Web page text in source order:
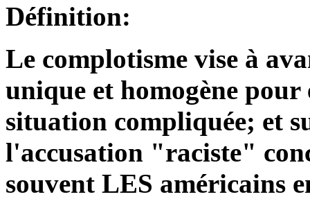
Définition:
Le complotisme vise à
unique et homogène
situation compliquée; et
l'accusation "raciste"
souvent LES américains